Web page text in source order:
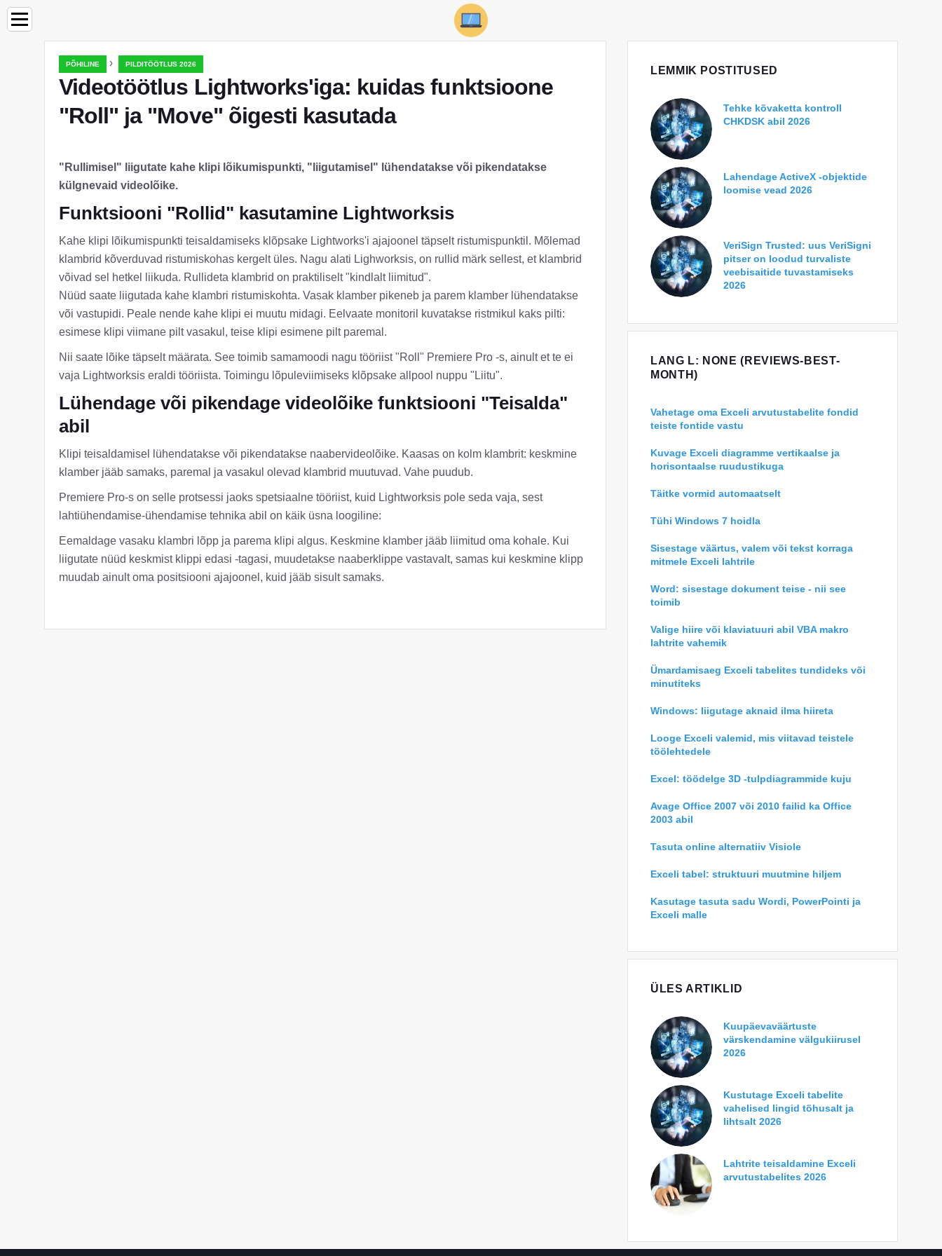
PÕHILINE › PILDITÖÖTLUS 2026
Videotöötlus Lightworks'iga: kuidas funktsioone
"Roll" ja "Move" õigesti kasutada
"Rullimisel" liigutate kahe klipi lõikumispunkti, "liigutamisel" lühendatakse või pikendatakse
külgnevaid videolõike.
Funktsiooni "Rollid" kasutamine Lightworksis
Kahe klipi lõikumispunkti teisaldamiseks klõpsake Lightworks'i ajajoonel täpselt ristumispunktil. Mõlemad
klambrid kõverduvad ristumiskohas kergelt üles. Nagu alati Lighworksis, on rullid märk sellest, et klambrid
võivad sel hetkel liikuda. Rullideta klambrid on praktiliselt "kindlalt liimitud".
Nüüd saate liigutada kahe klambri ristumiskohta. Vasak klamber pikeneb ja parem klamber lühendatakse
või vastupidi. Peale nende kahe klipi ei muutu midagi. Eelvaate monitoril kuvatakse ristmikul kaks pilti:
esimese klipi viimane pilt vasakul, teise klipi esimene pilt paremal.
Nii saate lõike täpselt määrata. See toimib samamoodi nagu tööriist "Roll" Premiere Pro -s, ainult et te ei
vaja Lightworksis eraldi tööriista. Toimingu lõpuleviimiseks klõpsake allpool nuppu "Liitu".
Lühendage või pikendage videolõike funktsiooni "Teisalda"
abil
Klipi teisaldamisel lühendatakse või pikendatakse naabervideolõike. Kaasas on kolm klambrit: keskmine
klamber jääb samaks, paremal ja vasakul olevad klambrid muutuvad. Vahe puudub.
Premiere Pro-s on selle protsessi jaoks spetsiaalne tööriist, kuid Lightworksis pole seda vaja, sest
lahtiühendamise-ühendamise tehnika abil on käik üsna loogiline:
Eemaldage vasaku klambri lõpp ja parema klipi algus. Keskmine klamber jääb liimitud oma kohale. Kui
liigutate nüüd keskmist klippi edasi -tagasi, muudetakse naaberklippe vastavalt, samas kui keskmine klipp
muudab ainult oma positsiooni ajajoonel, kuid jääb sisult samaks.
LEMMIK POSTITUSED
Tehke kõvaketta kontroll
CHKDSK abil 2026
Lahendage ActiveX -objektide
loomise vead 2026
VeriSign Trusted: uus VeriSigni
pitser on loodud turvaliste
veebisaitide tuvastamiseks
2026
LANG L: NONE (REVIEWS-BEST-
MONTH)
Vahetage oma Exceli arvutustabelite fondid
teiste fontide vastu
Kuvage Exceli diagramme vertikaalse ja
horisontaalse ruudustikuga
Täitke vormid automaatselt
Tühi Windows 7 hoidla
Sisestage väärtus, valem või tekst korraga
mitmele Exceli lahtrile
Word: sisestage dokument teise - nii see
toimib
Valige hiire või klaviatuuri abil VBA makro
lahtrite vahemik
Ümardamisaeg Exceli tabelites tundideks või
minutiteks
Windows: liigutage aknaid ilma hiireta
Looge Exceli valemid, mis viitavad teistele
töölehtedele
Excel: töödelge 3D -tulpdiagrammide kuju
Avage Office 2007 või 2010 failid ka Office
2003 abil
Tasuta online alternatiiv Visiole
Exceli tabel: struktuuri muutmine hiljem
Kasutage tasuta sadu Wordi, PowerPointi ja
Exceli malle
ÜLES ARTIKLID
Kuupäevaväärtuste
värskendamine välgukiirusel
2026
Kustutage Exceli tabelite
vahelised lingid tõhusalt ja
lihtsalt 2026
Lahtrite teisaldamine Exceli
arvutustabelites 2026